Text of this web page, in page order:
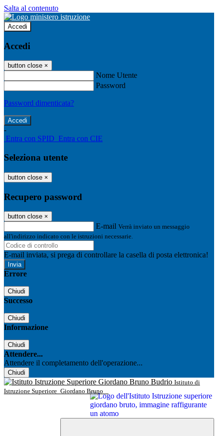
Salta al contenuto
Accedi
Accedi
button close ×
Nome Utente
Password
Password dimenticata?
-
Entra con SPID Entra con CIE
Seleziona utente
button close ×
Recupero password
button close ×
E-mail Verrà inviato un messaggio
all'indirizzo indicato con le istruzioni necessarie.
E-mail inviata, si prega di controllare la casella di posta elettronica!
Errore
Chiudi
Successo
Chiudi
Informazione
Chiudi
Attendere...
Attendere il completamento dell'operazione...
Chiudi
Istituto di
Istruzione Superiore Giordano Bruno